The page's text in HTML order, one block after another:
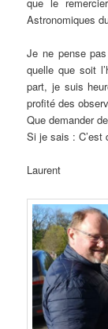
Astronomiques
Je ne pense
quelle que soit
part, je suis
profité des
Que demander
Si je sais : C’est
Laurent